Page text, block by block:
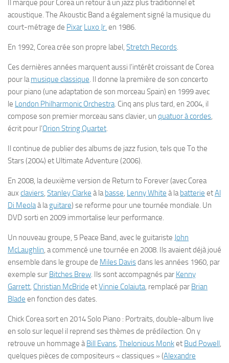
Il marque pour Corea un retour à un jazz plus traditionnel et
acoustique. The Akoustic Band a également signé la musique du
court-métrage de Pixar Luxo Jr. en 1986.
En 1992, Corea crée son propre label, Stretch Records.
Ces dernières années marquent aussi l’intérêt croissant de Corea
pour lamusique classique. Il donne la première de son concerto
pour piano (une adaptation de son morceau Spain) en 1999 avec
le London Philharmonic Orchestra. Cinq ans plus tard, en 2004, il
compose son premier morceau sans clavier, un quatuor à cordes,
écrit pour l’Orion String Quartet.
Il continue de publier des albums de jazz fusion, tels que To the
Stars(2004) et Ultimate Adventure (2006).
En 2008, la deuxième version de Return to Forever (avec Corea
aux claviers, Stanley Clarke à labasse, Lenny White à labatterie etAl
Di Meolaà laguitare) se reforme pour une tournée mondiale. Un
DVD sorti en 2009 immortalise leur performance.
Un nouveau groupe, 5 Peace Band, avec le guitariste John
McLaughlin, a commencé une tournée en 2008. Ils avaient déjà joué
ensemble dans le groupe de Miles Davisdans les années 1960, par
exemple sur Bitches Brew. Ils sont accompagnés par Kenny
Garrett, Christian McBride etVinnie Colaiuta, remplacé par Brian
Blade en fonction des dates.
Chick Corea sort en 2014Solo Piano : Portraits, double-album live
en solo sur lequel il reprend ses thèmes de prédilection. On y
retrouve un hommage àBill Evans, Thelonious Monket Bud Powell,
quelques pièces de compositeurs « classiques » (Alexandre